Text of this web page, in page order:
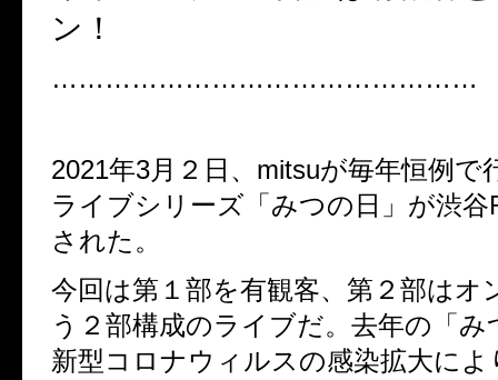
ン！
…………………………………………
2021年3月２日、mitsuが毎年恒例で
ライブシリーズ「みつの日」が渋谷
された。
今回は第１部を有観客、第２部はオ
う２部構成のライブだ。去年の「み
新型コロナウィルスの感染拡大に